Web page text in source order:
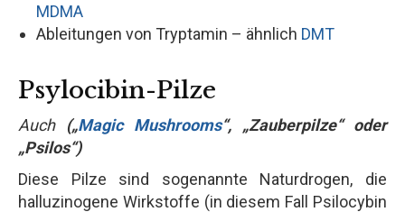
MDMA
Ableitungen von Tryptamin – ähnlich DMT
Psylocibin-Pilze
Auch („Magic Mushrooms“, „Zauberpilze“ oder
„Psilos“)
Diese Pilze sind sogenannte Naturdrogen, die
halluzinogene Wirkstoffe (in diesem Fall Psilocybin